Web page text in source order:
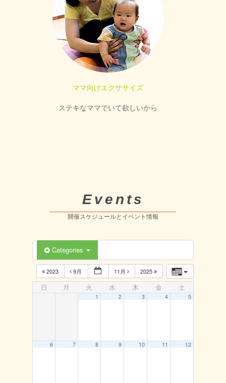
ママ向けエクササイズ
ステキなママでいて欲しいから
Events
開催スケジュールとイベント情報
Categories
2023 9月 11月 2025
日 月 火 水 木 金 土
1 2 3 4 5
6 7 8 9 10 11 12